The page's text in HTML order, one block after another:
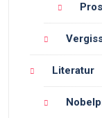
Literatur